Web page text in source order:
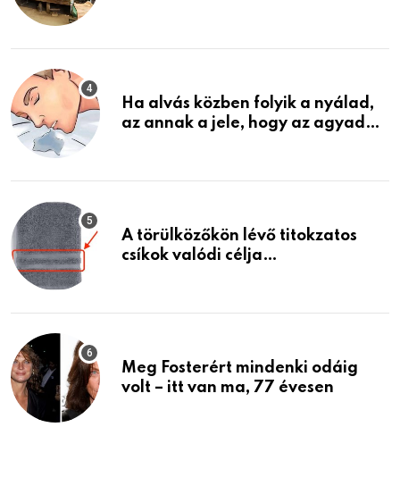
életemet
Ha alvás közben folyik a nyálad,
az annak a jele, hogy az agyad…
A törülközőkön lévő titokzatos
csíkok valódi célja…
Meg Fosterért mindenki odáig
volt – itt van ma, 77 évesen